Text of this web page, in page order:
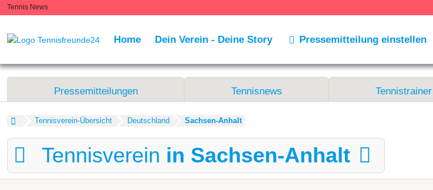
Tennis News
Home Dein Verein - Deine Story Pressemitteilung einstellen
Pressemitteilungen Tennisnews Tennistrainer
Tennisverein-Übersicht Deutschland Sachsen-Anhalt
Tennisverein in Sachsen-Anhalt